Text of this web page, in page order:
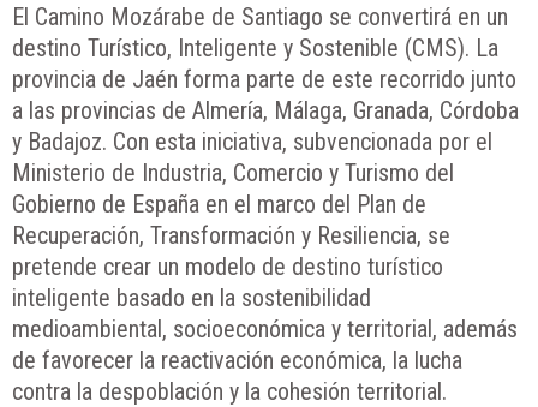
El Camino Mozárabe de Santiago se convertirá en un
destino Turístico, Inteligente y Sostenible (CMS). La
provincia de Jaén forma parte de este recorrido junto
a las provincias de Almería, Málaga, Granada, Córdoba
y Badajoz. Con esta iniciativa, subvencionada por el
Ministerio de Industria, Comercio y Turismo del
Gobierno de España en el marco del Plan de
Recuperación, Transformación y Resiliencia, se
pretende crear un modelo de destino turístico
inteligente basado en la sostenibilidad
medioambiental, socioeconómica y territorial, además
de favorecer la reactivación económica, la lucha
contra la despoblación y la cohesión territorial.